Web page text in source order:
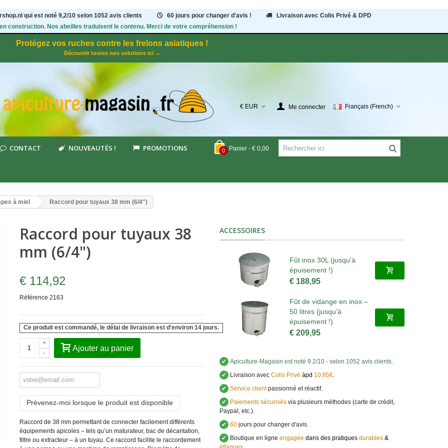
qui est noté 9,2/10 selon 1052avis clients 60 jours pour changer d'avis !
Livraison avec Colis Privé & DPD
construction. Nos abeilles traduisent le contenu. Merci de votre compréhension !
Protégez vos ruches contre les frelons asiatiques !
Découvrir toutes nos solutions ici →
€ EUR Me connecter Français (French)
0 Panier - € 0,00
CONTACT NOUVEAUTÉS ! PROMOTIONS
à miel Raccord pour tuyaux 38 mm (6/4")
Raccord pour tuyaux 38
mm (6/4")
€ 114,92
Référence 2163
Ce produit est commandé, le délai de livraison est d'environ 14 jours.
-
+
Ajouter au panier
Prévenez-moi lorsque le produit est disponible
Raccord de 38 mm permettant de connecter facilement différents
équipements apicoles – tels qu’un maturateur, bac de décantation,
filtre ou extracteur – à un tuyau. Ce raccord facilite le raccordement
ACCESSOIRES
Fût inox 30L (jusqu'à
épuisement !)
€ 188,95
Fût de vidange en inox –
50 litres (jusqu'à
épuisement !)
€ 209,95
✔ Apiculture-Magasin est noté 9.2/10 - selon 1052 avis clients.
✔ Livraison avecColis Privé àpd 10,85€.
✔ Service clientpassionné et réactif.
✔ Paiements sécurisésvia plusieurs méthodes (carte de crédit,
Paypal, etc.).
✔ 60jours pour changer d'avis.
✔ Boutique en ligne engagée dans des pratiques durables&